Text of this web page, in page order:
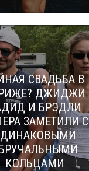
СВАДЬБА В
ДЖИДЖИ
И БРЭДЛИ
ЗАМЕТИЛИ С
КОЛЬЦАМИ